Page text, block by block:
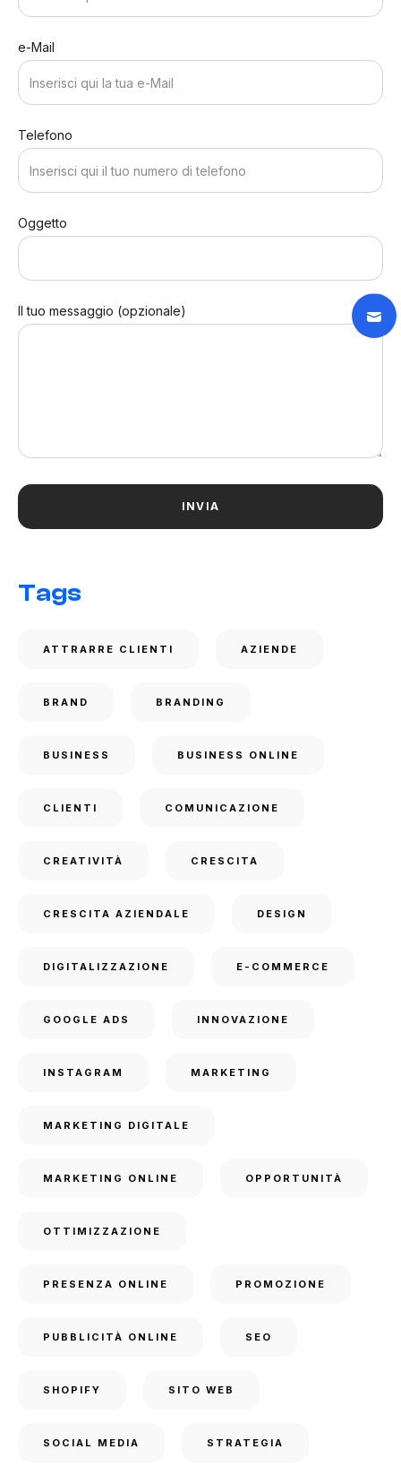
e-Mail
Telefono
Oggetto
Il tuo messaggio (opzionale)
Tags
ATTRARRE CLIENTI AZIENDE
BRAND BRANDING
BUSINESS BUSINESS ONLINE
CLIENTI COMUNICAZIONE
CREATIVITÀ CRESCITA
CRESCITA AZIENDALE DESIGN
DIGITALIZZAZIONE E-COMMERCE
GOOGLE ADS INNOVAZIONE
INSTAGRAM MARKETING
MARKETING DIGITALE
MARKETING ONLINE OPPORTUNITÀ
OTTIMIZZAZIONE
PRESENZA ONLINE PROMOZIONE
PUBBLICITÀ ONLINE SEO
SHOPIFY SITO WEB
SOCIAL MEDIA STRATEGIA